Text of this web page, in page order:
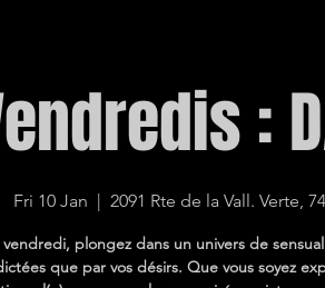
:
Fri 10 Jan
  |
2091 Rte de la Vall. Verte,
plongez dans un univers de
que par vos désirs. Que vous soyez